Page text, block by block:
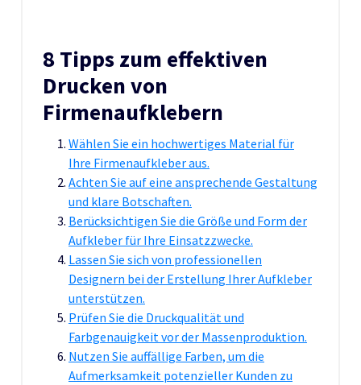
8 Tipps zum effektiven
Drucken von
Firmenaufklebern
Wählen Sie ein hochwertiges Material für
Ihre Firmenaufkleber aus.
Achten Sie auf eine ansprechende Gestaltung
und klare Botschaften.
Berücksichtigen Sie die Größe und Form der
Aufkleber für Ihre Einsatzzwecke.
Lassen Sie sich von professionellen
Designern bei der Erstellung Ihrer Aufkleber
unterstützen.
Prüfen Sie die Druckqualität und
Farbgenauigkeit vor der Massenproduktion.
Nutzen Sie auffällige Farben, um die
Aufmerksamkeit potenzieller Kunden zu